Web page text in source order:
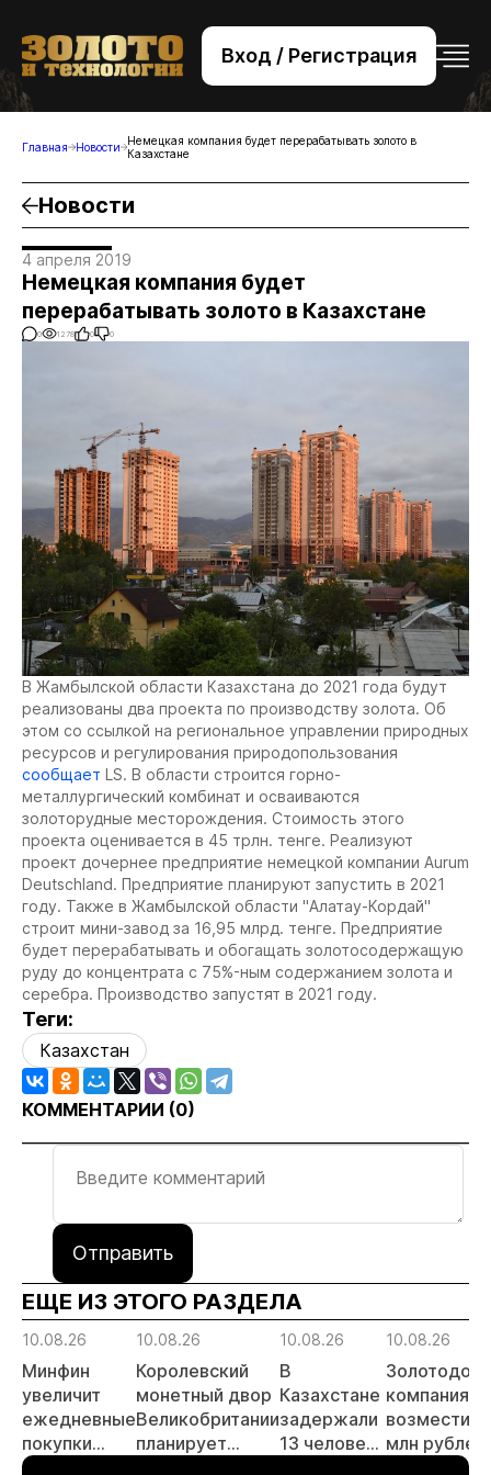
Вход / Регистрация
+7 (495) 221-76-32
bsv@zolteh.ru
Главная Новости
Немецкая компания будет перерабатывать золото в
Казахстане
Новости
4 апреля 2019
Немецкая компания будет
перерабатывать золото в Казахстане
0 1278 0 0
В Жамбылской области Казахстана до 2021 года будут
реализованы два проекта по производству золота. Об
этом со ссылкой на региональное управлении природных
ресурсов и регулирования природопользования
сообщает LS. В области строится горно-
металлургический комбинат и осваиваются
золоторудные месторождения. Стоимость этого
проекта оценивается в 45 трлн. тенге. Реализуют
проект дочернее предприятие немецкой компании Aurum
Deutschland. Предприятие планируют запустить в 2021
году. Также в Жамбылской области "Алатау-Кордай"
строит мини-завод за 16,95 млрд. тенге. Предприятие
будет перерабатывать и обогащать золотосодержащую
руду до концентрата с 75%-ным содержанием золота и
серебра. Производство запустят в 2021 году.
Теги:
Казахстан
КОММЕНТАРИИ (0)
Отправить
ЕЩЕ ИЗ ЭТОГО РАЗДЕЛА
10.08.26
Минфин
увеличит
ежедневные
покупки
валюты и
10.08.26
Королевский
монетный двор
Великобритании
планирует
10.08.26
В
Казахстане
задержали
13 человек
10.08.26
компания
млн
за